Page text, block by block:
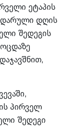
ეტაპის
დღის
შედეგის
პირველ
შედეგი